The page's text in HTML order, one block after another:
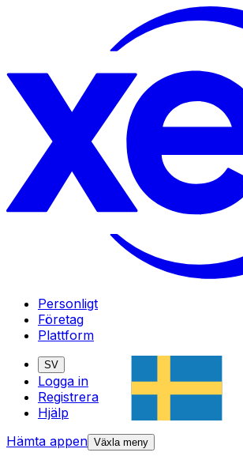
Personligt
Företag
Plattform
SV
Logga in
Registrera
Hjälp
Hämta appen Växla meny